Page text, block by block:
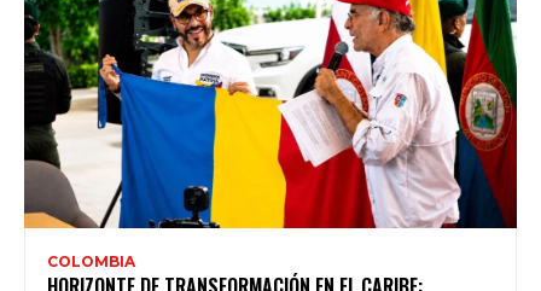
COLOMBIA